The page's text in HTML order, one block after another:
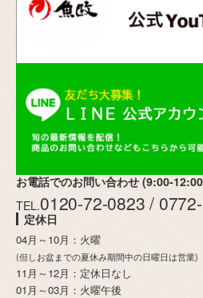
お電話でのお問い合わせ (9:00-
TEL.0120-72-0823 /
定休日
04月～10月：火曜
(但しお盆までの夏休み期間中の日曜日は営業)
11月～12月：定休日なし
01月～03月：火曜午後